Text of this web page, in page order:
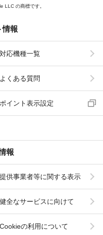
LLC の商標です。
情報
対応機種一覧
よくある質問
ポイント表示設定
報
提供事業者等に関する表示
健全なサービスに向けて
Cookieの利用について